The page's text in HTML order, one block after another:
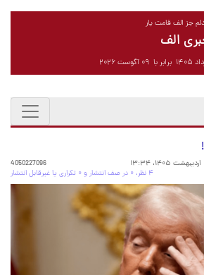
جز الف قامت یار
الف
4050227096
۴ نظر، ۰ در صف انتشار و ۰ تکراری یا غیرقابل انتشار